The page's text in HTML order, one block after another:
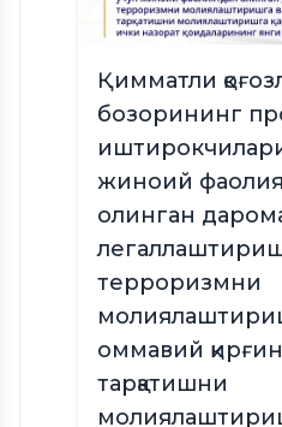
Қимматли
бозорининг
жиноий
олинган
терроризмни
оммавий
тарқатишни